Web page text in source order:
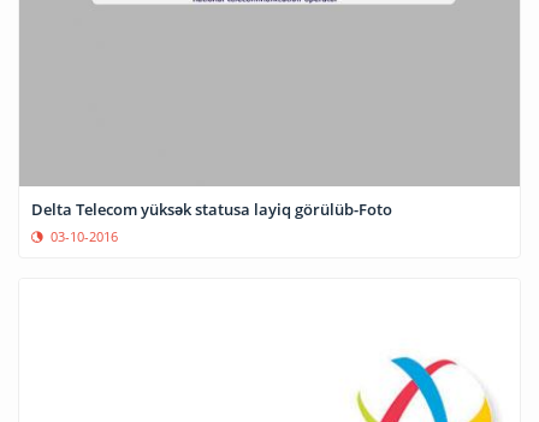
Delta Telecom yüksək statusa layiq görülüb-Foto
03-10-2016